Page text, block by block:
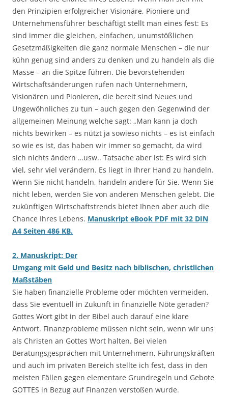
den Prinzipien erfolgreicher Visionäre, Pioniere und
Unternehmensführer beschäftigt stellt man eines fest: Es
sind immer die gleichen, einfachen, unumstößlichen
Gesetzmäßigkeiten die ganz normale Menschen – die nur
kühn genug sind anders zu denken und zu handeln als die
Masse – an die Spitze führen. Die bevorstehenden
Wirtschaftsänderungen rufen nach Unternehmern,
Visionären und Pionieren, die bereit sind Neues und
Ungewöhnliches zu tun – auch gegen den Gegenwind der
allgemeinen Meinung welche sagt: „Man kann ja doch
nichts bewirken – es nützt ja sowieso nichts – es ist einfach
so wie es ist, das haben wir immer so gemacht, da wird
sich nichts ändern …usw.. Tatsache aber ist: Es wird sich
viel, sehr viel verändern. Es liegt in Ihrer Hand zu handeln.
Wenn Sie nicht handeln, handeln andere für Sie. Wenn Sie
nicht leben, werden Sie von anderen Menschen gelebt. Die
zukünftigen Wirtschaftstrends bietet Ihnen aber auch die
Chance Ihres Lebens. Manuskript eBook PDF mit 32 DIN
A4 Seiten 486 KB.
2. Manuskript: Der
Umgang mit Geld und Besitz nach biblischen, christlichen
Maßstäben
Sie haben finanzielle Probleme oder möchten vermeiden,
dass Sie eventuell in Zukunft in finanzielle Nöte geraden?
Gottes Wort gibt in der Bibel auch darauf eine klare
Antwort. Finanzprobleme müssen nicht sein, wenn wir uns
als Christen an Gottes Wort halten. Bei vielen
Beratungsgesprächen mit Unternehmern, Führungskräften
und auch im privaten Bereich stellte ich fest, dass in den
meisten Fällen gegen elementare Grundregeln und Gebote
GOTTES in Bezug auf Finanzen verstoßen wurde.